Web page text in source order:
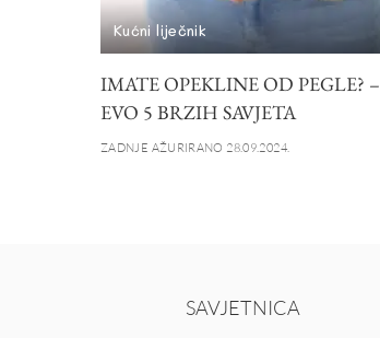
Kućni liječnik
IMATE OPEKLINE OD PEGLE? –
EVO 5 BRZIH SAVJETA
ZADNJE AŽURIRANO 28.09.2024.
SAVJETNICA